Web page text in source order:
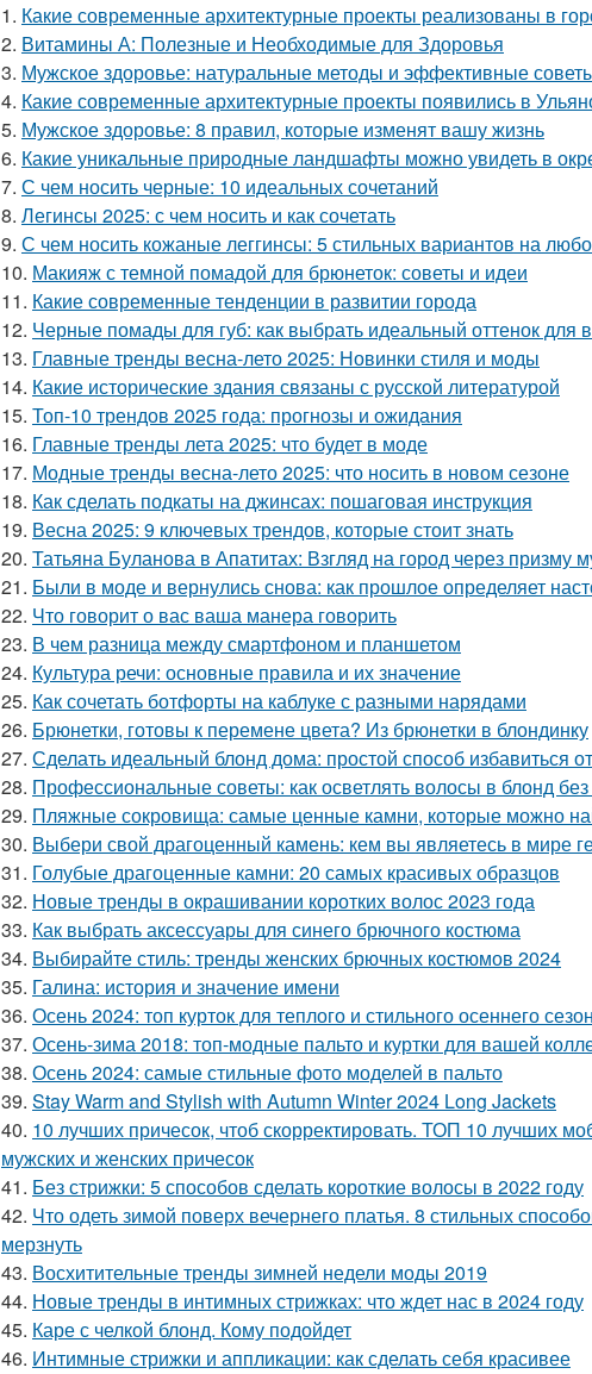
1. Какие современные архитектурные проекты реализованы в
2. Витамины А: Полезные и Необходимые для Здоровья
3. Мужское здоровье: натуральные методы и эффективные
4. Какие современные архитектурные проекты появились в
5. Мужское здоровье: 8 правил, которые изменят вашу жизнь
6. Какие уникальные природные ландшафты можно увидеть в
7. С чем носить черные: 10 идеальных сочетаний
8. Легинсы 2025: с чем носить и как сочетать
9. С чем носить кожаные леггинсы: 5 стильных вариантов на
10. Макияж с темной помадой для брюнеток: советы и идеи
11. Какие современные тенденции в развитии города
12. Черные помады для губ: как выбрать идеальный оттенок для
13. Главные тренды весна-лето 2025: Новинки стиля и моды
14. Какие исторические здания связаны с русской литературой
15. Топ-10 трендов 2025 года: прогнозы и ожидания
16. Главные тренды лета 2025: что будет в моде
17. Модные тренды весна-лето 2025: что носить в новом сезоне
18. Как сделать подкаты на джинсах: пошаговая инструкция
19. Весна 2025: 9 ключевых трендов, которые стоит знать
20. Татьяна Буланова в Апатитах: Взгляд на город через призму
21. Были в моде и вернулись снова: как прошлое определяет
22. Что говорит о вас ваша манера говорить
23. В чем разница между смартфоном и планшетом
24. Культура речи: основные правила и их значение
25. Как сочетать ботфорты на каблуке с разными нарядами
26. Брюнетки, готовы к перемене цвета? Из брюнетки в блондинку
27. Сделать идеальный блонд дома: простой способ избавиться
28. Профессиональные советы: как осветлять волосы в блонд
29. Пляжные сокровища: самые ценные камни, которые можно
30. Выбери свой драгоценный камень: кем вы являетесь в мире
31. Голубые драгоценные камни: 20 самых красивых образцов
32. Новые тренды в окрашивании коротких волос 2023 года
33. Как выбрать аксессуары для синего брючного костюма
34. Выбирайте стиль: тренды женских брючных костюмов 2024
35. Галина: история и значение имени
36. Осень 2024: топ курток для теплого и стильного осеннего
37. Осень-зима 2018: топ-модные пальто и куртки для вашей
38. Осень 2024: самые стильные фото моделей в пальто
39. Stay Warm and Stylish with Autumn Winter 2024 Long Jackets
40. 10 лучших причесок, чтоб скорректировать. ТОП 10 лучших
мужских и женских причесок
41. Без стрижки: 5 способов сделать короткие волосы в 2022 году
42. Что одеть зимой поверх вечернего платья. 8 стильных
мерзнуть
43. Восхитительные тренды зимней недели моды 2019
44. Новые тренды в интимных стрижках: что ждет нас в 2024 году
45. Каре с челкой блонд. Кому подойдет
46. Интимные стрижки и аппликации: как сделать себя красивее